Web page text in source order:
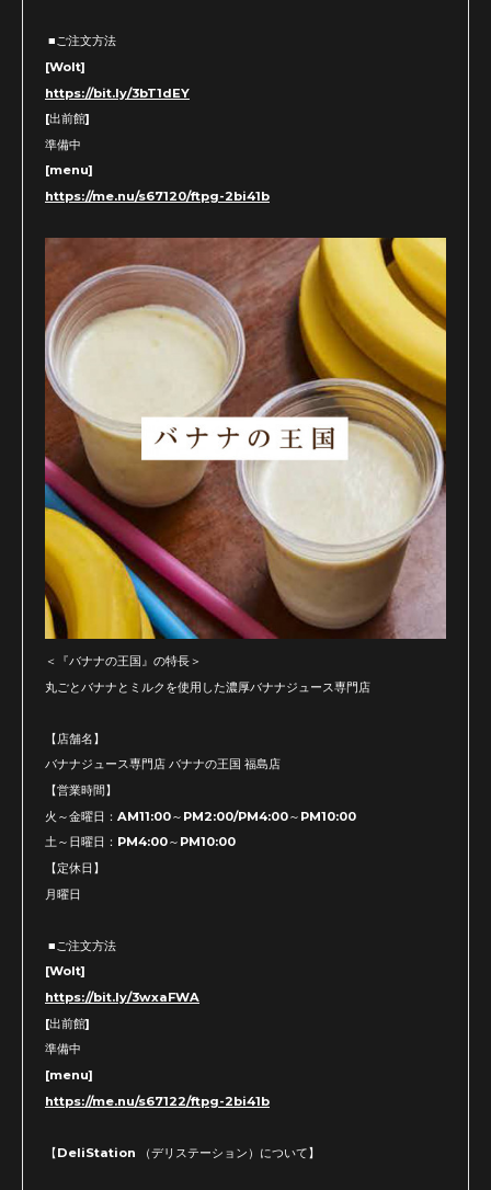
■ご注文方法
[Wolt]
https://bit.ly/3bT1dEY
[出前館]
準備中
[menu]
https://me.nu/s67120/ftpg-2bi41b
＜『バナナの王国』の特長＞
丸ごとバナナとミルクを使用した濃厚バナナジュース専門店
【店舗名】
バナナジュース専門店 バナナの王国 福島店
【営業時間】
火～金曜日：AM11:00～PM2:00/PM4:00～PM10:00
土～日曜日：PM4:00～PM10:00
【定休日】
月曜日
■ご注文方法
[Wolt]
https://bit.ly/3wxaFWA
[出前館]
準備中
[menu]
https://me.nu/s67122/ftpg-2bi41b
【DeliStation （デリステーション）について】